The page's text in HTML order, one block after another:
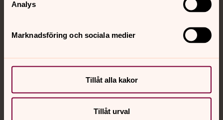
Analys
Marknadsföring och sociala medier
Tillåt alla kakor
Tillåt urval
Akut samtals- och krisstöd. Prata eller chatta anonymt
Digitalt brev